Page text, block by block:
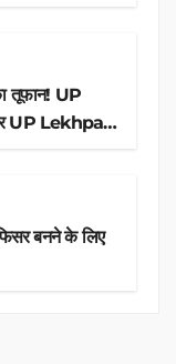
तूफान! UP
UP Lekhpal
बनने के लिए